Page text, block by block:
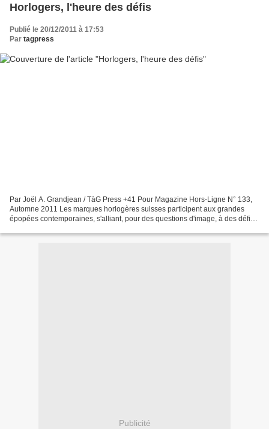
Horlogers, l'heure des défis
Publié le 20/12/2011 à 17:53
Par tagpress
Par Joël A. Grandjean / TàG Press +41 Pour Magazine Hors-Ligne N° 133,
Automne 2011 Les marques horlogères suisses participent aux grandes
épopées contemporaines, s'alliant, pour des questions d'image, à des défis
Publicité